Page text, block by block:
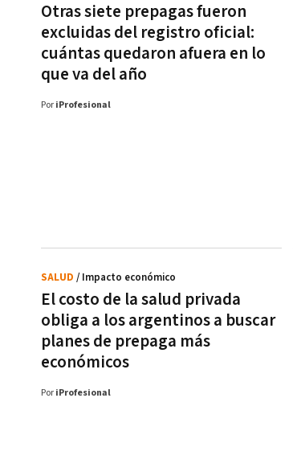
Otras siete prepagas fueron
excluidas del registro oficial:
cuántas quedaron afuera en lo
que va del año
Por iProfesional
El costo de la salud privada
obliga a los argentinos a buscar
planes de prepaga más
económicos
SALUD / Impacto económico
Por iProfesional